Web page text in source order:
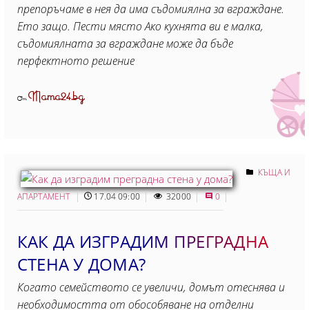
препоръчаме в нея да има съдомиялна за вграждане.
Ето защо. Пести място Ако кухнята ви е малка,
съдомиялната за вграждане може да бъде
перфектното решение
ОтMama24.bg
КЪЩА И
АПАРТАМЕНТ 17.04 09:00 32000 0
КАК ДА ИЗГРАДИМ ПРЕГРАДНА
СТЕНА У ДОМА?
Когато семейството се увеличи, домът отеснява и
необходимостта от обособяване на отделни